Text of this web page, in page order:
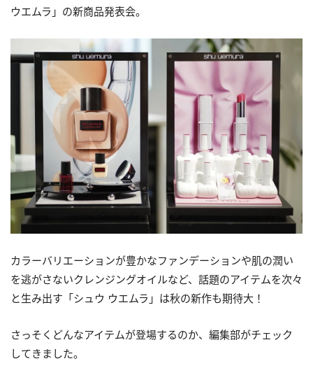
ウエムラ」の新商品発表会。
カラーバリエーションが豊かなファンデーションや肌の潤い
を逃がさないクレンジングオイルなど、話題のアイテムを次々
と生み出す「シュウ ウエムラ」は秋の新作も期待大！
さっそくどんなアイテムが登場するのか、編集部がチェック
してきました。